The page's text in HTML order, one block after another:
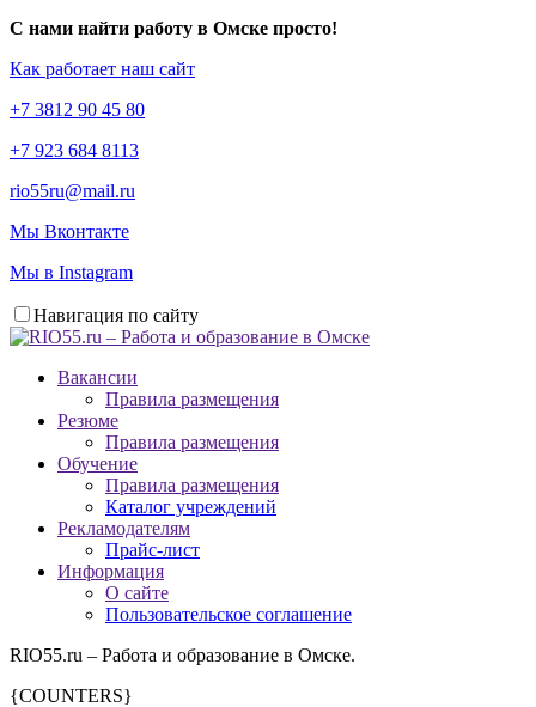
С нами найти работу в Омске просто!
Как работает наш сайт
+7 3812 90 45 80
+7 923 684 8113
rio55ru@mail.ru
Мы Вконтакте
Мы в Instagram
Навигация по сайту
Вакансии
Правила размещения
Резюме
Правила размещения
Обучение
Правила размещения
Каталог учреждений
Рекламодателям
Прайс-лист
Информация
О сайте
Пользовательское соглашение
RIO55.ru – Работа и образование в Омске.
{COUNTERS}